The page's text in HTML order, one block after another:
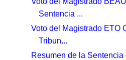
Sentencia ...
Voto del Magistrado ETO
Tribun...
Resumen de la Sentencia